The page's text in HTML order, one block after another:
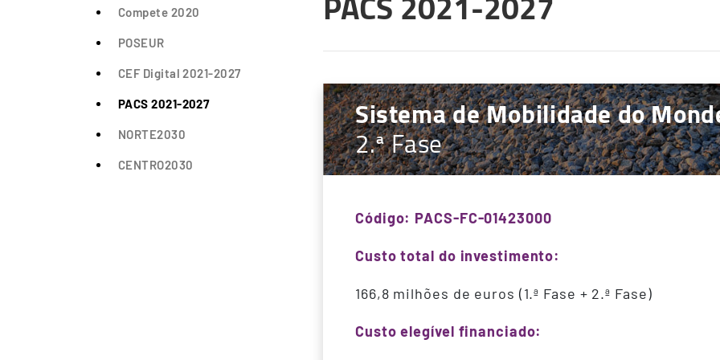
Compete 2020
POSEUR
CEF Digital 2021-2027
PACS 2021-2027
NORTE2030
CENTRO2030
Sistema de Mobilidade do
2.ª Fase
Código: PACS-FC-01423000
Custo total do investimento:
166,8 milhões de euros (1.ª Fase + 2.ª Fase)
Custo elegível financiado: